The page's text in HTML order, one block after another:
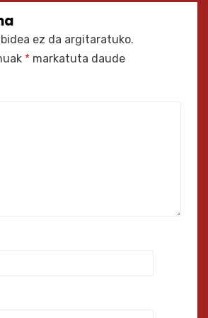
ez da argitaratuko.
* markatuta daude